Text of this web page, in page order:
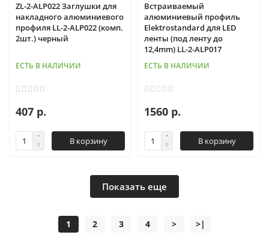
ZL-2-ALP022 Заглушки для
накладного алюминиевого
профиля LL-2-ALP022 (комп.
2шт.) черный
ЕСТЬ В НАЛИЧИИ
407 р.
В корзину
Встраиваемый
алюминиевый профиль
Elektrostandard для LED
ленты (под ленту до
12,4mm) LL-2-ALP017
ЕСТЬ В НАЛИЧИИ
1560 р.
В корзину
Показать еще
1 2 3 4 > >|